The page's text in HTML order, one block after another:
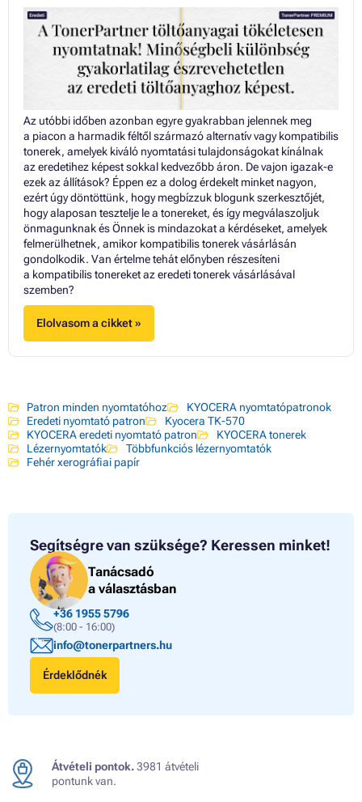
Az utóbbi időben azonban egyre gyakrabban jelennek meg
a piacon a harmadik féltől származó alternatív vagy kompatibilis
tonerek, amelyek kiváló nyomtatási tulajdonságokat kínálnak
az eredetihez képest sokkal kedvezőbb áron. De vajon igazak-e
ezek az állítások? Éppen ez a dolog érdekelt minket nagyon,
ezért úgy döntöttünk, hogy megbízzuk blogunk szerkesztőjét,
hogy alaposan tesztelje le a tonereket, és így megválaszoljuk
önmagunknak és Önnek is mindazokat a kérdéseket, amelyek
felmerülhetnek, amikor kompatibilis tonerek vásárlásán
gondolkodik. Van értelme tehát előnyben részesíteni
a kompatibilis tonereket az eredeti tonerek vásárlásával
szemben?
Elolvasom a cikket »
Patron minden nyomtatóhoz
KYOCERA nyomtatópatronok
Eredeti nyomtató patron
Kyocera TK-570
KYOCERA eredeti nyomtató patron
KYOCERA tonerek
Lézernyomtatók
Többfunkciós lézernyomtatók
Fehér xerográfiai papír
Segítségre van szüksége? Keressen minket!
Tanácsadó
a választásban
+36 1955 5796
(8:00 - 16:00)
info@tonerpartners.hu
Érdeklődnék
Átvételi pontok.3981 átvételi
pontunk van.